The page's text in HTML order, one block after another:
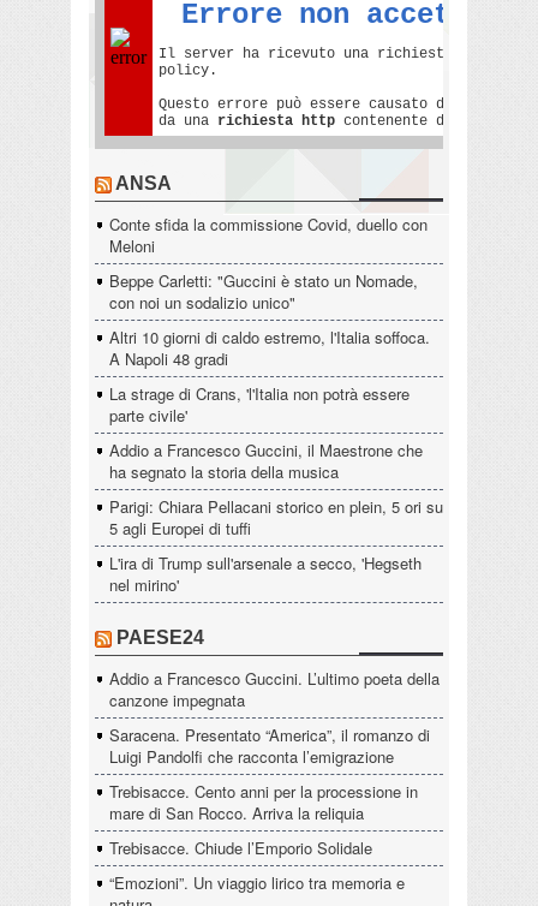
ANSA
Conte sfida la commissione Covid, duello con
Meloni
Beppe Carletti: "Guccini è stato un Nomade,
con noi un sodalizio unico"
Altri 10 giorni di caldo estremo, l'Italia soffoca.
A Napoli 48 gradi
La strage di Crans, 'l'Italia non potrà essere
parte civile'
Addio a Francesco Guccini, il Maestrone che
ha segnato la storia della musica
Parigi: Chiara Pellacani storico en plein, 5 ori su
5 agli Europei di tuffi
L'ira di Trump sull'arsenale a secco, 'Hegseth
nel mirino'
PAESE24
Addio a Francesco Guccini. L’ultimo poeta della
canzone impegnata
Saracena. Presentato “America”, il romanzo di
Luigi Pandolfi che racconta l’emigrazione
Trebisacce. Cento anni per la processione in
mare di San Rocco. Arriva la reliquia
Trebisacce. Chiude l’Emporio Solidale
“Emozioni”. Un viaggio lirico tra memoria e